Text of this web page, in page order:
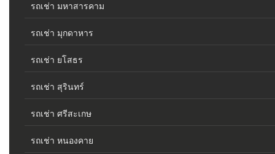
รถเช่า มหาสารคาม
รถเช่า มุกดาหาร
รถเช่า ยโสธร
รถเช่า สุรินทร์
รถเช่า ศรีสะเกษ
รถเช่า หนองคาย